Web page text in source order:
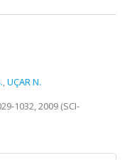
,UÇAR N.
1032, 2009 (SCI-